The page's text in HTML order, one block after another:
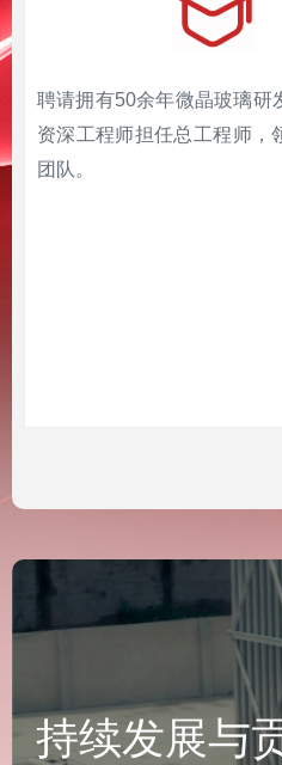
聘请拥有50余年微晶玻璃研
资深工程师担任总工程师，
团队。
持续发展与